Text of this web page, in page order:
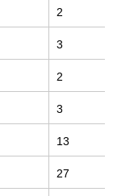
2
3
2
3
13
27